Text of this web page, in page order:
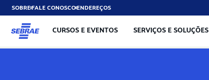
SOBREFALE CONOSCOENDEREÇOS
CURSOS E EVENTOS SERVIÇOS E SOLUÇÕES